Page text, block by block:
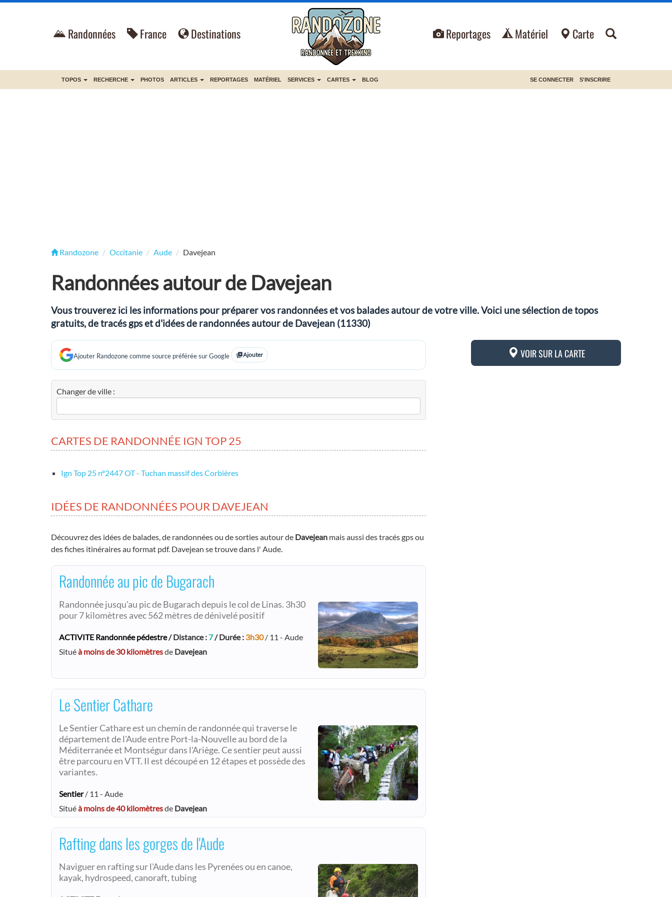
Randonnées France Destinations Reportages Matériel Carte
TOPOS RECHERCHE PHOTOS ARTICLES REPORTAGES MATÉRIEL SERVICES CARTES BLOG SE CONNECTER S'INSCRIRE
Randozone Occitanie Aude Davejean
Randonnées autour de Davejean
Vous trouverez ici les informations pour préparer vos randonnées et vos balades autour de votre ville. Voici une sélection de topos
gratuits, de tracés gps et d'idées de randonnées autour de Davejean (11330)
Ajouter Randozone comme source préférée sur Google Ajouter
Changer de ville :
CARTES DE RANDONNÉE IGN TOP 25
Ign Top 25 nº2447 OT - Tuchan massif des Corbières
IDÉES DE RANDONNÉES POUR DAVEJEAN
Découvrez des idées de balades, de randonnées ou de sorties autour de Davejean mais aussi des tracés gps ou
des fiches itinéraires au format pdf. Davejean se trouve dans l' Aude.
Randonnée au pic de Bugarach
Randonnée jusqu'au pic de Bugarach depuis le col de Linas. 3h30
pour 7 kilomètres avec 562 mètres de dénivelé positif
ACTIVITE Randonnée pédestre/ Distance : 7/ Durée : 3h30/ 11 - Aude
Situéà moins de 30 kilomètresde Davejean
Le Sentier Cathare
Le Sentier Cathare est un chemin de randonnée qui traverse le
département de l'Aude entre Port-la-Nouvelle au bord de la
Méditerranée et Montségur dans l'Ariège. Ce sentier peut aussi
être parcouru en VTT. Il est découpé en 12 étapes et possède des
variantes.
Sentier/ 11 - Aude
Situéà moins de 40 kilomètresde Davejean
Rafting dans les gorges de l'Aude
Naviguer en rafting sur l'Aude dans les Pyrenées ou en canoe,
kayak, hydrospeed, canoraft, tubing
VOIR SUR LA CARTE